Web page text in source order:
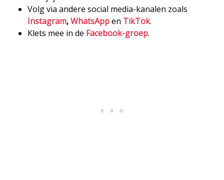
Volg via andere social media-kanalen zoals
Instagram,WhatsAppen TikTok.
Klets mee in de Facebook-groep.